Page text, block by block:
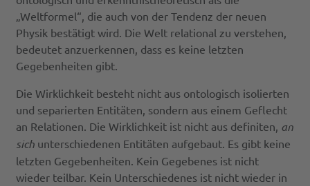
„Weltformel“, die auch von der Tendenz der neuen
Physik bestätigt wird. Die Welt relational zu verstehen,
bedeutet anzuerkennen, dass es keine letzten
Gegebenheiten gibt.
Die Wirklichkeit besteht nicht aus ontologisch isolierten
und separierten Entitäten, sondern aus einem Geflecht
an Relationen. Die Wirklichkeit ist nicht aus definiten, an
sich unterschiedenen Entitäten aufgebaut. Es gibt keine
letzten Gegebenheiten. Kein Gegebenes ist nicht
wieder teilbar. Kein Unterschiedenes ist nicht wieder in